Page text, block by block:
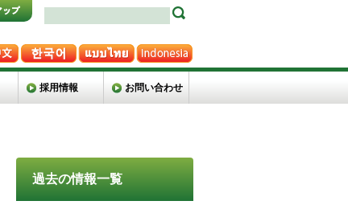
採用情報 お問い合わせ
過去の情報一覧